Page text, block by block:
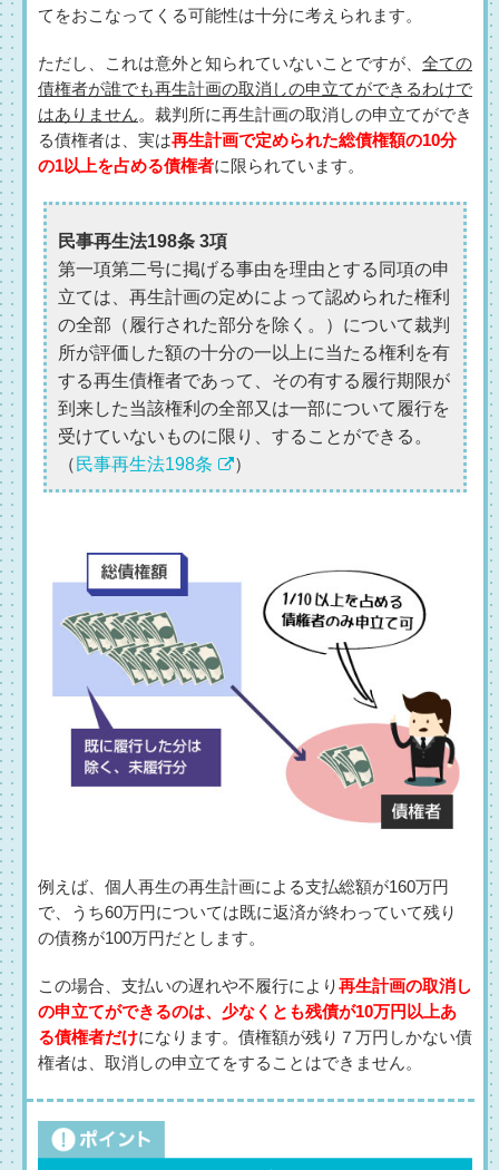
てをおこなってくる可能性は十分に考えられます。
ただし、これは意外と知られていないことですが、 全ての
債権者が誰でも再生計画の取消しの申立てができるわけで
はありません。裁判所に再生計画の取消しの申立てができ
る債権者は、実は再生計画で定められた総債権額の10分
の1以上を占める債権者に限られています。
民事再生法198条 3項
第一項第二号に掲げる事由を理由とする同項の申
立ては、再生計画の定めによって認められた権利
の全部（履行された部分を除く。）について裁判
所が評価した額の十分の一以上に当たる権利を有
する再生債権者であって、その有する履行期限が
到来した当該権利の全部又は一部について履行を
受けていないものに限り、することができる。
（ 民事再生法198条 ）
例えば、個人再生の再生計画による支払総額が160万円
で、うち60万円については既に返済が終わっていて残り
の債務が100万円だとします。
この場合、支払いの遅れや不履行により再生計画の取消し
の申立てができるのは、少なくとも残債が10万円以上あ
る債権者だけになります。債権額が残り７万円しかない債
権者は、取消しの申立てをすることはできません。